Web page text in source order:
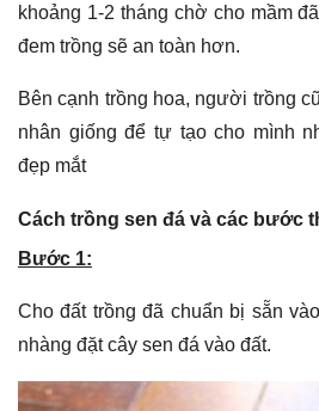
khoảng 1-2 tháng chờ cho mầm
đem trồng sẽ an toàn hơn.
Bên cạnh trồng hoa, người trồng
nhân giống để tự tạo cho mình
đẹp mắt
Cách trồng sen đá và các bước
Bước 1:
Cho đất trồng đã chuẩn bị sẵn
nhàng đặt cây sen đá vào đất.